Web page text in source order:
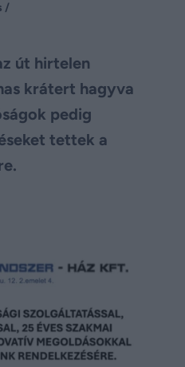
/
út hirtelen
krátert hagyva
pedig
tettek a